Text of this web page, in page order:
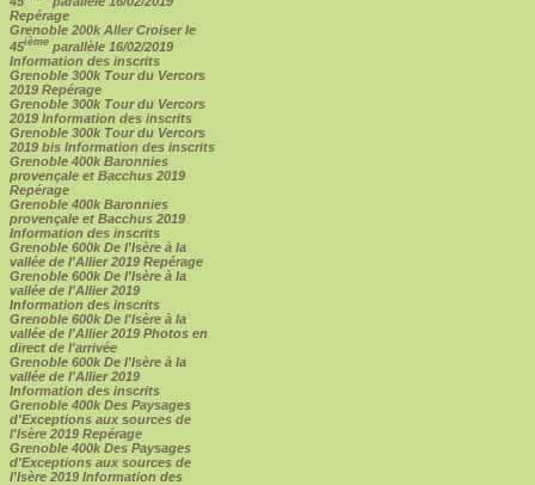
Repérage
Grenoble 200k Aller Croiser le
45ième parallèle 16/02/2019
Information des inscrits
Grenoble 300k Tour du Vercors
2019 Repérage
Grenoble 300k Tour du Vercors
2019 Information des inscrits
Grenoble 300k Tour du Vercors
2019 bis Information des inscrits
Grenoble 400k Baronnies
provençale et Bacchus 2019
Repérage
Grenoble 400k Baronnies
provençale et Bacchus 2019
Information des inscrits
Grenoble 600k De l'Isère à la
vallée de l'Allier 2019 Repérage
Grenoble 600k De l'Isère à la
vallée de l'Allier 2019
Information des inscrits
Grenoble 600k De l'Isère à la
vallée de l'Allier 2019 Photos en
direct de l'arrivée
Grenoble 600k De l'Isère à la
vallée de l'Allier 2019
Information des inscrits
Grenoble 400k Des Paysages
d'Exceptions aux sources de
l'Isère 2019 Repérage
Grenoble 400k Des Paysages
d'Exceptions aux sources de
l'Isère 2019 Information des